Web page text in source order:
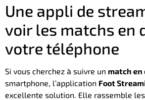
Une appli de
voir les matchs en
votre téléphone
Si vous cherchez à suivre un match
smartphone, l’application Foot
excellente solution. Elle rassemble